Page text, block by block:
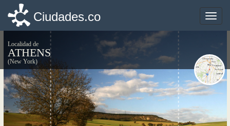
Toggle
Ciudades.co
Localidad de
ATHENS
(New York)
Toggle
Ciudades.co